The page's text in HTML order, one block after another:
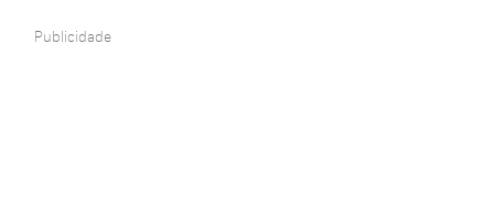
Publicidade